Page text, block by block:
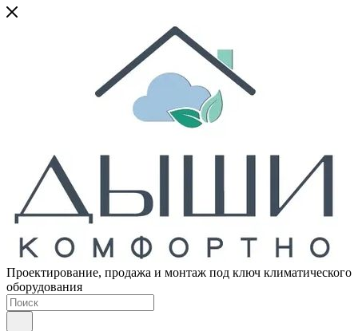
Проектирование, продажа и монтаж под ключ климатического
оборудования